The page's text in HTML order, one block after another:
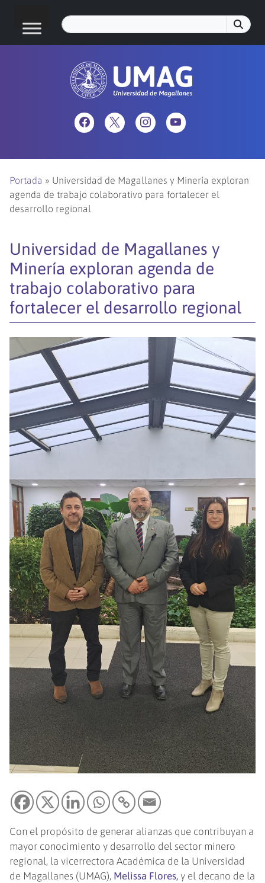
Portada » Universidad de Magallanes y Minería exploran
agenda de trabajo colaborativo para fortalecer el
desarrollo regional
Universidad de Magallanes y
Minería exploran agenda de
trabajo colaborativo para
fortalecer el desarrollo regional
Con el propósito de generar alianzas que contribuyan a
mayor conocimiento y desarrollo del sector minero
regional, la vicerrectora Académica de la Universidad
de Magallanes (UMAG), Melissa Flores, y el decano de la